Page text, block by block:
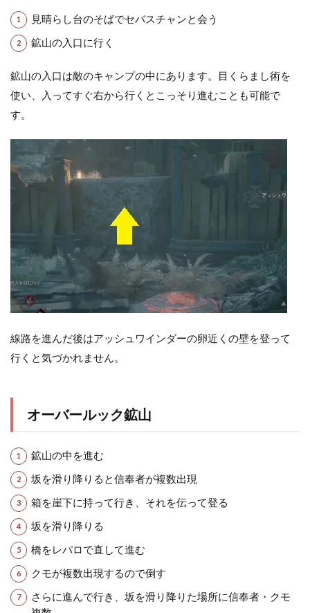
見晴らし台のそばでセバスチャンと会う
鉱山の入口に行く
鉱山の入口は敵のキャンプの中にあります。目くらまし術を
使い、入ってすぐ右から行くとこっそり進むことも可能で
す。
線路を進んだ後はアッシュワインダーの卵近くの壁を登って
行くと気づかれません。
オーバールック鉱山
鉱山の中を進む
坂を滑り降りると信奉者が複数出現
箱を崖下に持って行き、それを伝って登る
坂を滑り降りる
橋をレパロで直して進む
クモが複数出現するので倒す
さらに進んで行き、坂を滑り降りた場所に信奉者・クモ